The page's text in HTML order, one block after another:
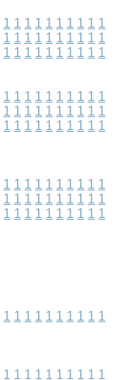
1 1 1 1 1 1 1 1 1 1
1 1 1 1 1 1 1 1 1 1
1 1 1 1 1 1 1 1 1 1
1 1 1 1 1 1 1 1 1 1
1 1 1 1 1 1 1 1 1 1
1 1 1 1 1 1 1 1 1 1
1 1 1 1 1 1 1 1 1 1
1 1 1 1 1 1 1 1 1 1
1 1 1 1 1 1 1 1 1 1
1 1 1 1 1 1 1 1 1 1
1 1 1 1 1 1 1 1 1 1